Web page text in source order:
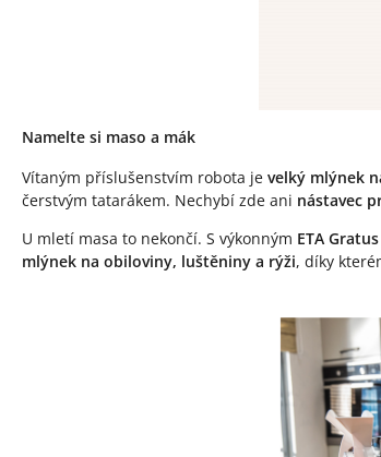
Namelte si maso a mák
Vítaným příslušenstvím robota je velký mlýnek
čerstvým tatarákem. Nechybí zde ani nástavec
U mletí masa to nekončí. S výkonným ETA
mlýnek na obiloviny, luštěniny a rýži, díky